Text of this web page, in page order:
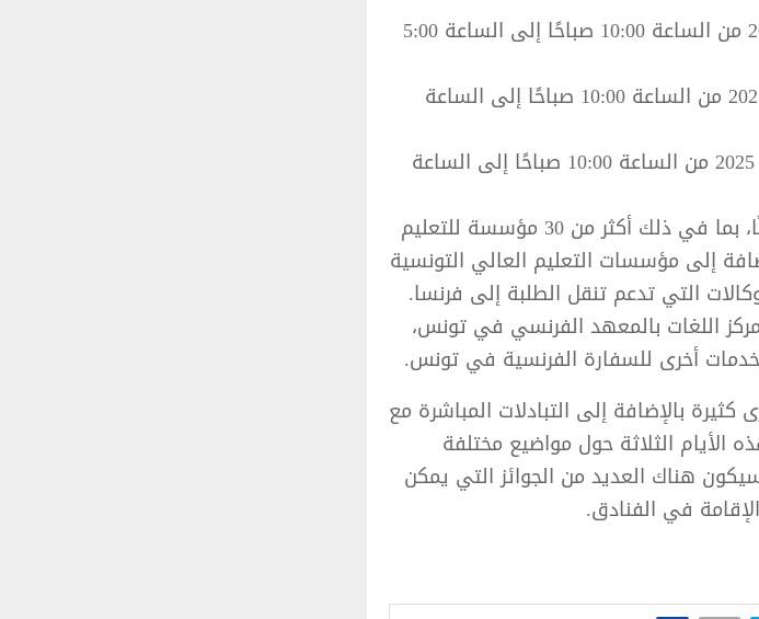
المعهد الفرنسي بتونس – 9 أفريل 2025 من الساعة 10:00 صباحًا إلى الساعة 5:00
المعهد الفرنسي بسوسة – 11 أفريل 2025 من الساعة 10:00 صباحًا إلى الساعة
المعهد الفرنسي بصفاقس – 12 أفريل 2025 من الساعة 10:00 صباحًا إلى الساعة
سيجمع هذا المعرض أكثر من 50 مشاركًا، بما في ذلك أكثر من 30 مؤسسة للتعليم
إلى مؤسسات التعليم العالي التونسية
التي تدعم تنقل الطلبة إلى فرنسا.
اللغات بالمعهد الفرنسي في تونس،
أخرى للسفارة الفرنسية في تونس.
كثيرة بالإضافة إلى التبادلات المباشرة مع
الأيام الثلاثة حول مواضيع مختلفة
هناك العديد من الجوائز التي يمكن
في الفنادق.